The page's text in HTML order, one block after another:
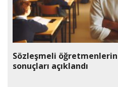
Sözleşmeli
sonuçları açıklandı